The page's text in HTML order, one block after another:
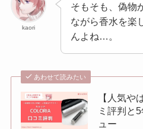
kaori
そもそも、偽物
ながら香水を楽
んよね…。
あわせて読みたい
【人気や
ミ評判と
ュー